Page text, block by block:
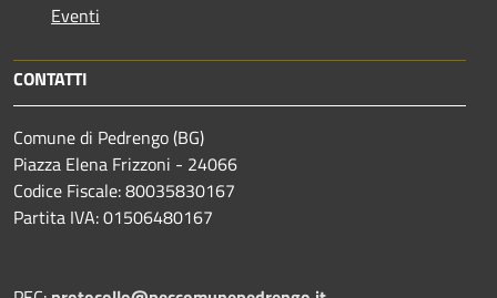
Eventi
CONTATTI
Comune di Pedrengo (BG)
Piazza Elena Frizzoni - 24066
Codice Fiscale: 80035830167
Partita IVA: 01506480167